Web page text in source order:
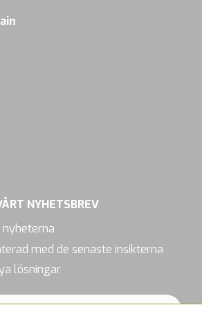
NYHETSBREV
nyheterna
med de senaste insikterna
lösningar